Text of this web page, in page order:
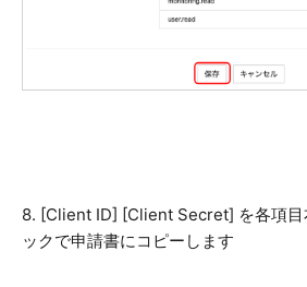
8. [Client ID] [Client Secret] を各項目
ックで申請書にコピーします